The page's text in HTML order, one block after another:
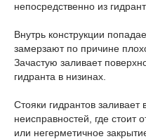
непосредственно из
Внутрь конструкции
замерзают по причине
Зачастую заливает
гидранта в низинах.
Стояки гидрантов заливает
неисправностей, где стоит
или негерметичное